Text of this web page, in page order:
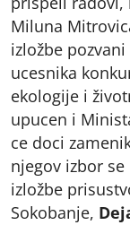
Miluna
izložbe
ucesnika
ekologije i
upucen i
ce doci
njegov izbor
izložbe
Sokobanje,